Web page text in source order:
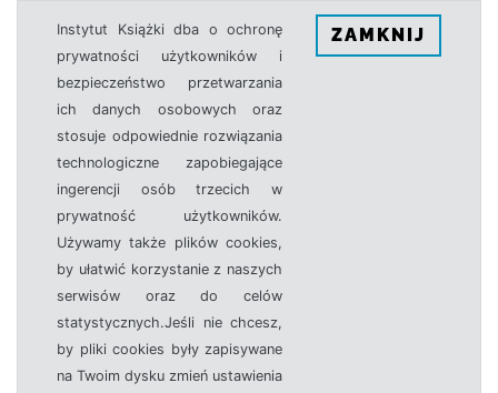
Instytut Książki dba o ochronę
prywatności użytkowników i
bezpieczeństwo przetwarzania
ich danych osobowych oraz
stosuje odpowiednie rozwiązania
technologiczne zapobiegające
ingerencji osób trzecich w
prywatność użytkowników.
Używamy także plików cookies,
by ułatwić korzystanie z naszych
serwisów oraz do celów
statystycznych.Jeśli nie chcesz,
by pliki cookies były zapisywane
na Twoim dysku zmień ustawienia
ZAMKNIJ